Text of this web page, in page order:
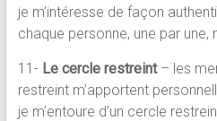
je m’intéresse de façon
chaque personne, une par
11- Le cercle restreint– les
restreint m’apportent
je m’entoure d’un cercle